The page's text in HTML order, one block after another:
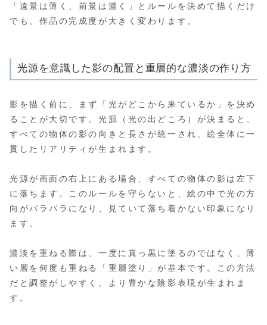
「遠景は薄く、前景は濃く」とルールを決めて描くだけ
でも、作品の完成度が大きく変わります。
光源を意識した影の配置と重層的な濃淡の作り方
影を描く前に、まず「光がどこから来ているか」を決め
ることが大切です。光源（光の出どころ）が決まると、
すべての物体の影の向きと長さが統一され、絵全体に一
貫したリアリティが生まれます。
光源が画面の右上にある場合、すべての物体の影は左下
に落ちます。このルールを守らないと、絵の中で光の方
向がバラバラになり、見ていて落ち着かない印象になり
ます。
濃淡を重ねる際は、一度に真っ黒に塗るのではなく、薄
い層を何度も重ねる「重層塗り」が基本です。この方法
だと調整がしやすく、より豊かな陰影表現が生まれま
す。